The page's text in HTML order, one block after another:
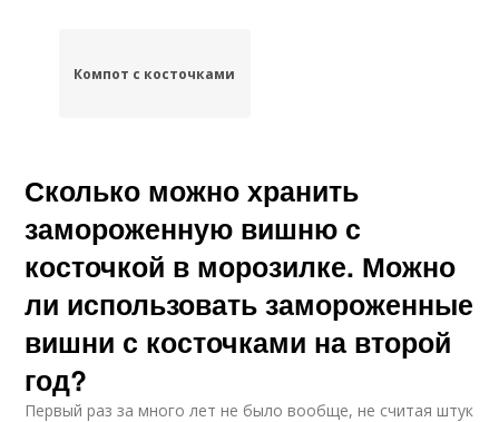
Компот с косточками
Сколько можно хранить
замороженную вишню с
косточкой в морозилке. Можно
ли использовать замороженные
вишни с косточками на второй
год?
Первый раз за много лет не было вообще, не считая штук